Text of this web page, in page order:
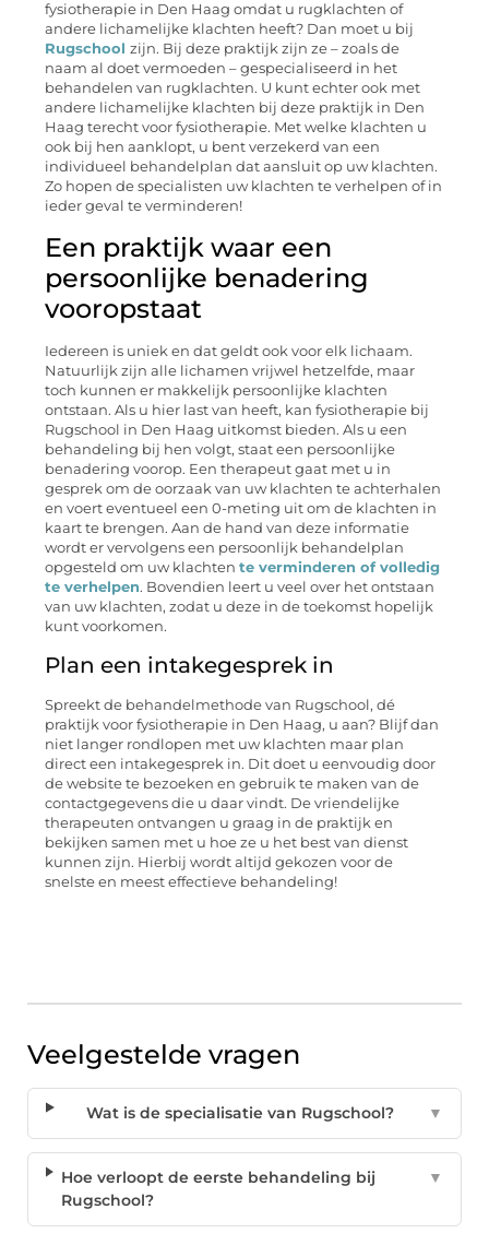
fysiotherapie in Den Haag omdat u rugklachten of
andere lichamelijke klachten heeft? Dan moet u bij
Rugschool zijn. Bij deze praktijk zijn ze – zoals de
naam al doet vermoeden – gespecialiseerd in het
behandelen van rugklachten. U kunt echter ook met
andere lichamelijke klachten bij deze praktijk in Den
Haag terecht voor fysiotherapie. Met welke klachten u
ook bij hen aanklopt, u bent verzekerd van een
individueel behandelplan dat aansluit op uw klachten.
Zo hopen de specialisten uw klachten te verhelpen of in
ieder geval te verminderen!
Een praktijk waar een
persoonlijke benadering
vooropstaat
Iedereen is uniek en dat geldt ook voor elk lichaam.
Natuurlijk zijn alle lichamen vrijwel hetzelfde, maar
toch kunnen er makkelijk persoonlijke klachten
ontstaan. Als u hier last van heeft, kan fysiotherapie bij
Rugschool in Den Haag uitkomst bieden. Als u een
behandeling bij hen volgt, staat een persoonlijke
benadering voorop. Een therapeut gaat met u in
gesprek om de oorzaak van uw klachten te achterhalen
en voert eventueel een 0-meting uit om de klachten in
kaart te brengen. Aan de hand van deze informatie
wordt er vervolgens een persoonlijk behandelplan
opgesteld om uw klachten te verminderen of volledig
te verhelpen. Bovendien leert u veel over het ontstaan
van uw klachten, zodat u deze in de toekomst hopelijk
kunt voorkomen.
Plan een intakegesprek in
Spreekt de behandelmethode van Rugschool, dé
praktijk voor fysiotherapie in Den Haag, u aan? Blijf dan
niet langer rondlopen met uw klachten maar plan
direct een intakegesprek in. Dit doet u eenvoudig door
de website te bezoeken en gebruik te maken van de
contactgegevens die u daar vindt. De vriendelijke
therapeuten ontvangen u graag in de praktijk en
bekijken samen met u hoe ze u het best van dienst
kunnen zijn. Hierbij wordt altijd gekozen voor de
snelste en meest effectieve behandeling!
Veelgestelde vragen
Wat is de specialisatie van Rugschool? ▼
Hoe verloopt de eerste behandeling bij
Rugschool?
▼